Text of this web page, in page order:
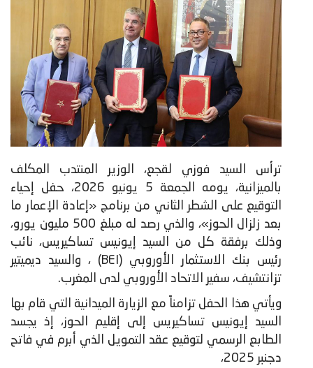
ترأس السيد فوزي لقجع، الوزير المنتدب المكلف
بالميزانية، يومه الجمعة 5 يونيو 2026، حفل إحياء
التوقيع على الشطر الثاني من برنامج «إعادة الإعمار ما
بعد زلزال الحوز»، والذي رصد له مبلغ 500 مليون يورو،
وذلك برفقة كل من السيد إيونيس تساكيريس، نائب
رئيس بنك الاستثمار الأوروبي (BEI) ، والسيد ديميتير
تزانتشيف، سفير الاتحاد الأوروبي لدى المغرب.
ويأتي هذا الحفل تزامناً مع الزيارة الميدانية التي قام بها
السيد إيونيس تساكيريس إلى إقليم الحوز، إذ يجسد
الطابع الرسمي لتوقيع عقد التمويل الذي أبرم في فاتح
دجنبر 2025،